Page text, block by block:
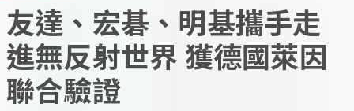
友達、宏碁、明基攜手走
進無反射世界 獲德國萊因
聯合驗證